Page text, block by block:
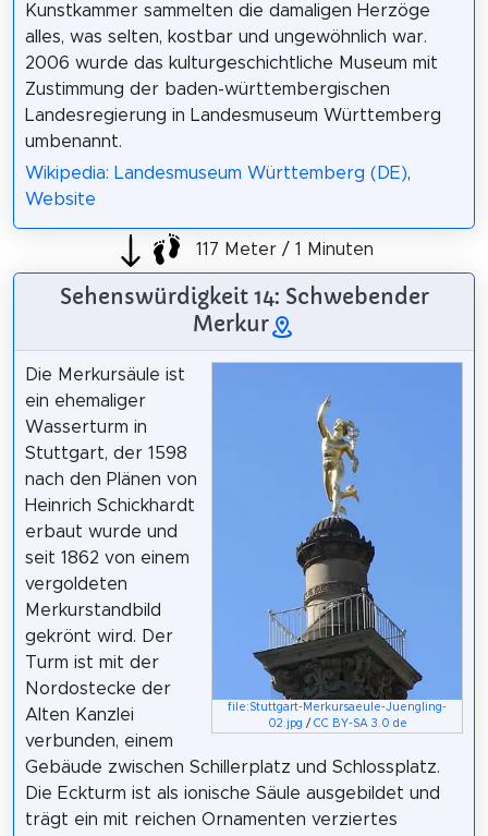
Kunstkammer sammelten die damaligen Herzöge
alles, was selten, kostbar und ungewöhnlich war.
2006 wurde das kulturgeschichtliche Museum mit
Zustimmung der baden-württembergischen
Landesregierung in Landesmuseum Württemberg
umbenannt.
Wikipedia: Landesmuseum Württemberg (DE),
Website
117 Meter / 1 Minuten
Sehenswürdigkeit 14: Schwebender
Merkur
file:Stuttgart-Merkursaeule-Juengling-
02.jpg / CC BY-SA 3.0 de
Die Merkursäule ist
ein ehemaliger
Wasserturm in
Stuttgart, der 1598
nach den Plänen von
Heinrich Schickhardt
erbaut wurde und
seit 1862 von einem
vergoldeten
Merkurstandbild
gekrönt wird. Der
Turm ist mit der
Nordostecke der
Alten Kanzlei
verbunden, einem
Gebäude zwischen Schillerplatz und Schlossplatz.
Die Eckturm ist als ionische Säule ausgebildet und
trägt ein mit reichen Ornamenten verziertes